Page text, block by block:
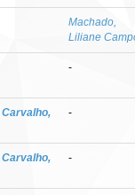
Machado,
Liliane
-
Carvalho,
-
Carvalho,
-